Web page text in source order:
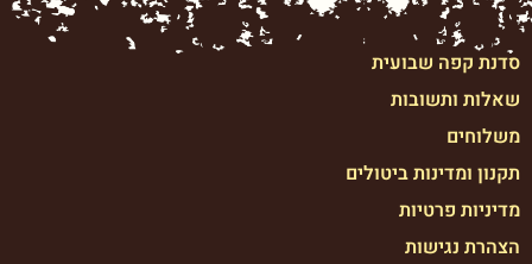
סדנת קפה שבועית
שאלות ותשובות
משלוחים
תקנון ומדינות ביטולים
מדיניות פרטיות
הצהרת נגישות